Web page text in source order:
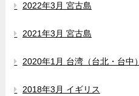
2022年3月 宮古島
2021年3月 宮古島
2020年1月 台湾（台北・台中）
2018年3月 イギリス